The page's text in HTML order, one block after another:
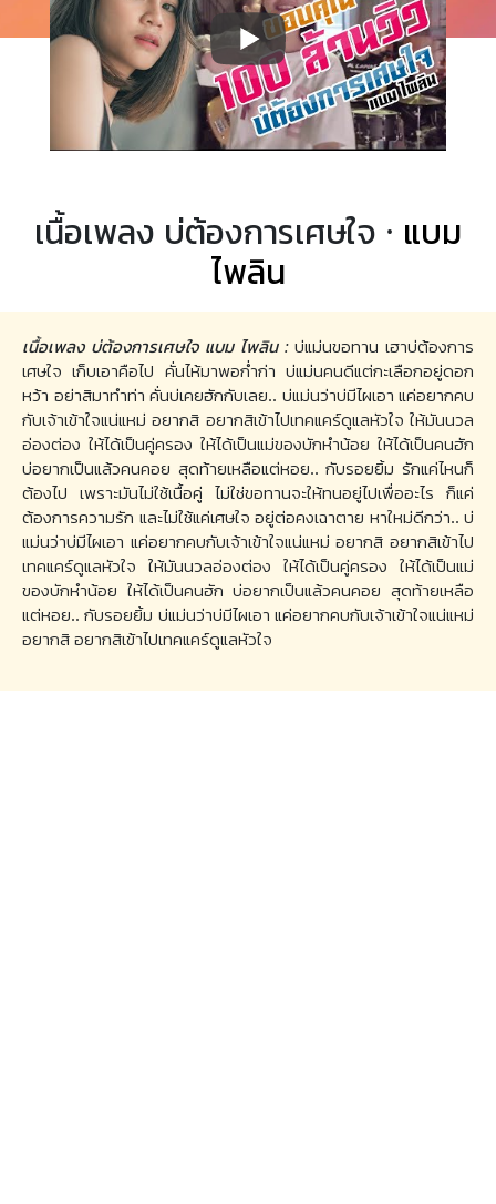
เนื้อเพลง บ่ต้องการเศษใจ · แบม
ไพลิน
เนื้อเพลง บ่ต้องการเศษใจ แบม ไพลิน :บ่แม่นขอทาน เฮาบ่ต้องการ
เศษใจ เก็บเอาคือไป คั่นไห้มาพอก่ำก่า บ่แม่นคนดีแต่กะเลือกอยู่ดอก
หว้า อย่าสิมาทำท่า คั่นบ่เคยฮักกับเลย.. บ่แม่นว่าบ่มีไผเอา แค่อยากคบ
กับเจ้าเข้าใจแน่แหม่ อยากสิ อยากสิเข้าไปเทคแคร์ดูแลหัวใจ ให้มันนวล
อ่องต่อง ให้ได้เป็นคู่ครอง ให้ได้เป็นแม่ของบักหำน้อย ให้ได้เป็นคนฮัก
บ่อยากเป็นแล้วคนคอย สุดท้ายเหลือแต่หอย.. กับรอยยิ้ม รักแค่ไหนก็
ต้องไป เพราะมันไม่ใช้เนื้อคู่ ไม่ใช่ขอทานจะให้ทนอยู่ไปเพื่ออะไร ก็แค่
ต้องการความรัก และไม่ใช้แค่เศษใจ อยู่ต่อคงเฉาตาย หาใหม่ดีกว่า.. บ่
แม่นว่าบ่มีไผเอา แค่อยากคบกับเจ้าเข้าใจแน่แหม่ อยากสิ อยากสิเข้าไป
เทคแคร์ดูแลหัวใจ ให้มันนวลอ่องต่อง ให้ได้เป็นคู่ครอง ให้ได้เป็นแม่
ของบักหำน้อย ให้ได้เป็นคนฮัก บ่อยากเป็นแล้วคนคอย สุดท้ายเหลือ
แต่หอย.. กับรอยยิ้ม บ่แม่นว่าบ่มีไผเอา แค่อยากคบกับเจ้าเข้าใจแน่แหม่
อยากสิ อยากสิเข้าไปเทคแคร์ดูแลหัวใจ